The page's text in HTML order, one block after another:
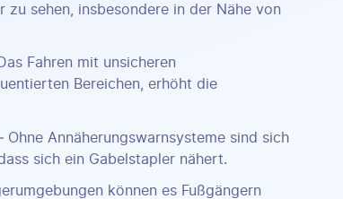
sehen, insbesondere in der Nähe von
Fahren mit unsicheren
Bereichen, erhöht die
Ohne Annäherungswarnsysteme sind sich
sich ein Gabelstapler nähert.
können es Fußgängern